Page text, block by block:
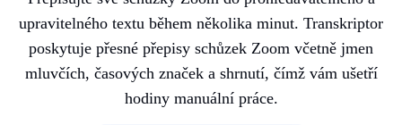
upravitelného textu během několika minut. Transkriptor
poskytuje přesné přepisy schůzek Zoom včetně jmen
mluvčích, časových značek a shrnutí, čímž vám ušetří
hodiny manuální práce.